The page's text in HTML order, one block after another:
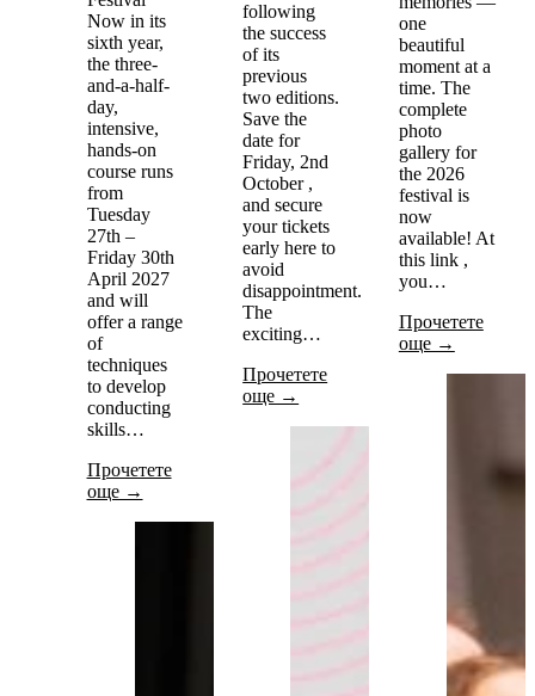
Now in its
sixth year,
the three-
and-a-half-
day,
intensive,
hands-on
course runs
from
Tuesday
27th –
Friday 30th
April 2027
and will
offer a range
of
techniques
to develop
conducting
skills…
Прочетете
още →
following
the success
of its
previous
two editions.
Save the
date for
Friday, 2nd
October ,
and secure
your tickets
early here to
avoid
disappointment.
The
exciting…
Прочетете
още →
one
beautiful
moment at a
time. The
complete
photo
gallery for
the 2026
festival is
now
available! At
this link ,
you…
Прочетете
още →